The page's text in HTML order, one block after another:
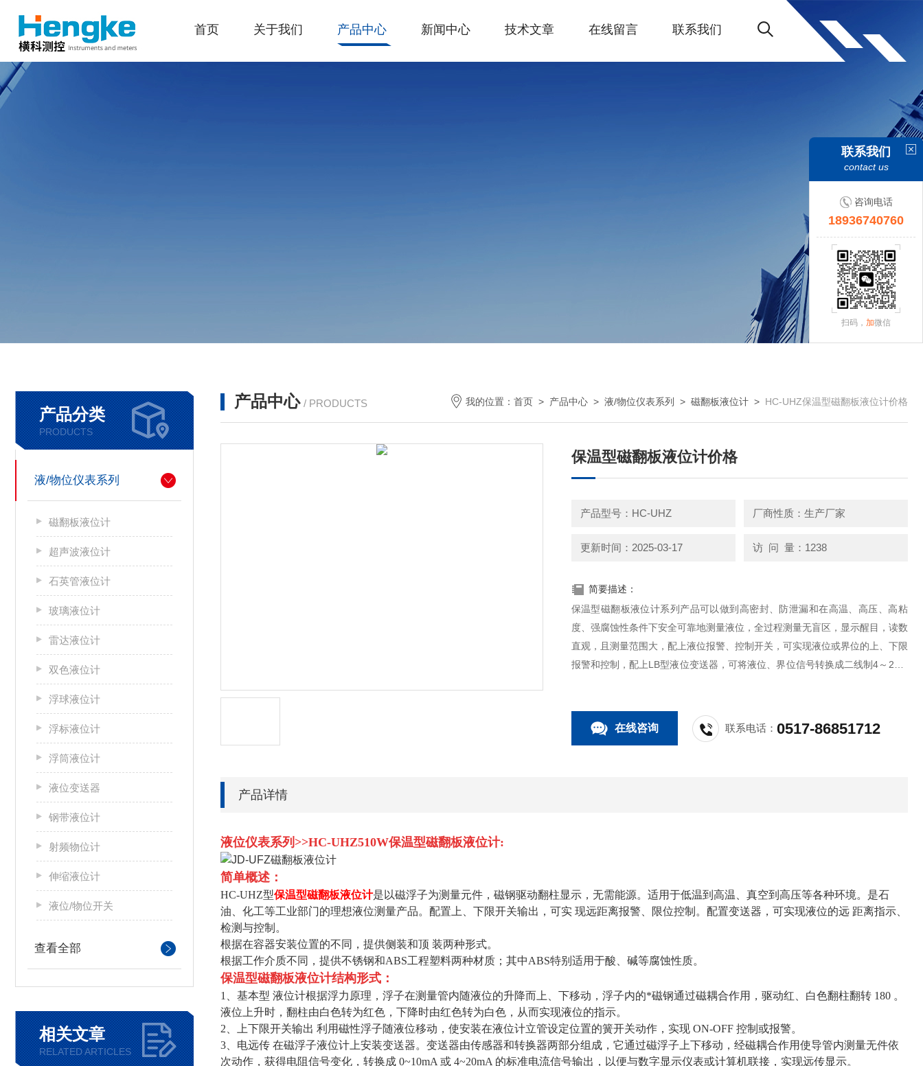
首页 关于我们 产品中心 新闻中心 技术文章 在线留言 联系我们
产品分类
PRODUCTS
液/物位仪表系列
磁翻板液位计
超声波液位计
石英管液位计
玻璃液位计
雷达液位计
双色液位计
浮球液位计
浮标液位计
浮筒液位计
液位变送器
钢带液位计
射频物位计
伸缩液位计
液位/物位开关
查看全部
相关文章
RELATED ARTICLES
产品中心 / PRODUCTS 我的位置： 首页 > 产品中心 > 液/物位仪表系列 > 磁翻板液位计 > HC-UHZ保温型磁翻板液位计价格
保温型磁翻板液位计价格
产品型号：HC-UHZ 厂商性质：生产厂家
更新时间：2025-03-17 访 问 量：1238
简要描述：
保温型磁翻板液位计系列产品可以做到高密封、防泄漏和在高温、高压、高粘
度、强腐蚀性条件下安全可靠地测量液位，全过程测量无盲区，显示醒目，读数
直观，且测量范围大，配上液位报警、控制开关，可实现液位或界位的上、下限
报警和控制，配上LB型液位变送器，可将液位、界位信号转换成二线制4～20m
在线咨询 联系电话：0517-86851712
产品详情
液位仪表系列>>HC-UHZ510W保温型磁翻板液位计:
简单概述：
HC-UHZ型保温型磁翻板液位计是以磁浮子为测量元件，磁钢驱动翻柱显示，无需能源。适用于低温到高温、真空到高压等各种环境。是石
油、化工等工业部门的理想液位测量产品。配置上、下限开关输出，可实 现远距离报警、限位控制。配置变送器，可实现液位的远 距离指示、
检测与控制。
根据在容器安装位置的不同，提供侧装和顶 装两种形式。
根据工作介质不同，提供不锈钢和ABS工程塑料两种材质；其中ABS特别适用于酸、碱等腐蚀性质。
保温型磁翻板液位计结构形式：
1、基本型 液位计根据浮力原理，浮子在测量管内随液位的升降而上、下移动，浮子内的*磁钢通过磁耦合作用，驱动红、白色翻柱翻转 180 。
液位上升时，翻柱由白色转为红色，下降时由红色转为白色，从而实现液位的指示。
2、上下限开关输出 利用磁性浮子随液位移动，使安装在液位计立管设定位置的簧开关动作，实现 ON-OFF 控制或报警。
3、电远传 在磁浮子液位计上安装变送器。变送器由传感器和转换器两部分组成，它通过磁浮子上下移动，经磁耦合作用使导管内测量无件依
次动作，获得电阻信号变化，转换成 0~10mA 或 4~20mA 的标准电流信号输出，以便与数字显示仪表或计算机联接，实现远传显示。
联系我们
contact us
咨询电话
18936740760
扫码， 加微信